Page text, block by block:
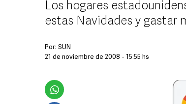
Los hogares
estas Navidades y gastar
Por: SUN
21 de noviembre de 2008 - 15:55 hs